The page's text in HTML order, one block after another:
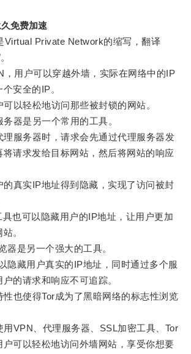
免费加速
Private Network的缩写，翻译
用户可以穿越外墙，实际在网络中的IP
安全的IP。
轻松地访问那些被封锁的网站。
是另一个常用的工具。
服务器时，请求会先通过代理服务器发
将请求发给目标网站，然后将网站的响应
真实IP地址得到隐藏，实现了访问被封
可以隐藏用户的IP地址，让用户更加
。
是另一个强大的工具。
藏用户真实的IP地址，同时通过多个服
的请求和响应不可追踪。
使得Tor成为了黑暗网络的标志性浏览
、代理服务器、SSL加密工具、Tor
户可以轻松地访问外墙网站，享受你想要